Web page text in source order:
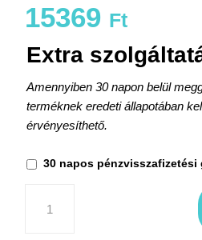
15369 Ft
Extra
Amennyiben 30 napon belül
terméknek eredeti állapotában
érvényesíthető.
30 napos pénzvisszafizetési